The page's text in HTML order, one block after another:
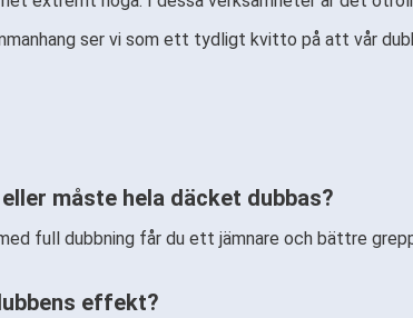
ser vi som ett tydligt kvitto på att vår
måste hela däcket dubbas?
full dubbning får du ett jämnare och bättre
effekt?